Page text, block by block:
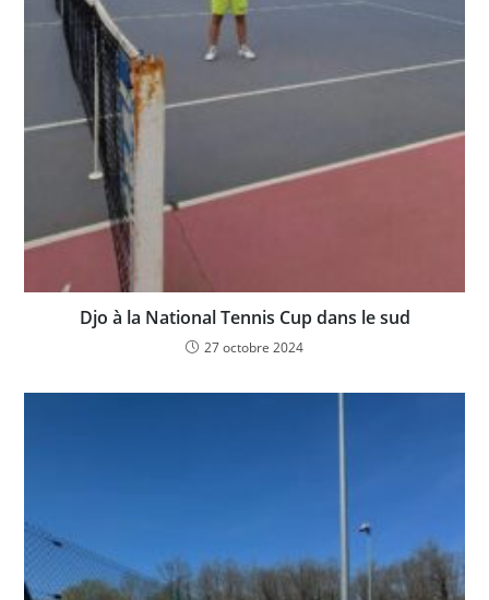
Djo à la National Tennis Cup dans le sud
27 octobre 2024